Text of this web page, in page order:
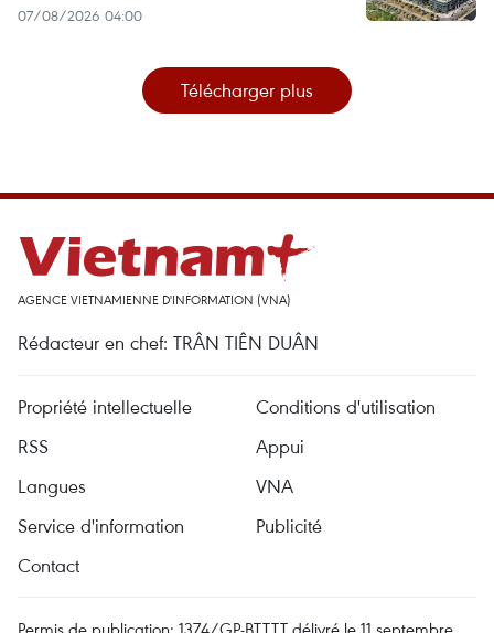
07/08/2026 04:00
Télécharger plus
AGENCE VIETNAMIENNE D'INFORMATION (VNA)
Rédacteur en chef: TRÂN TIÊN DUÂN
Propriété intellectuelle
Conditions d'utilisation
RSS
Appui
Langues
VNA
Service d'information
Publicité
Contact